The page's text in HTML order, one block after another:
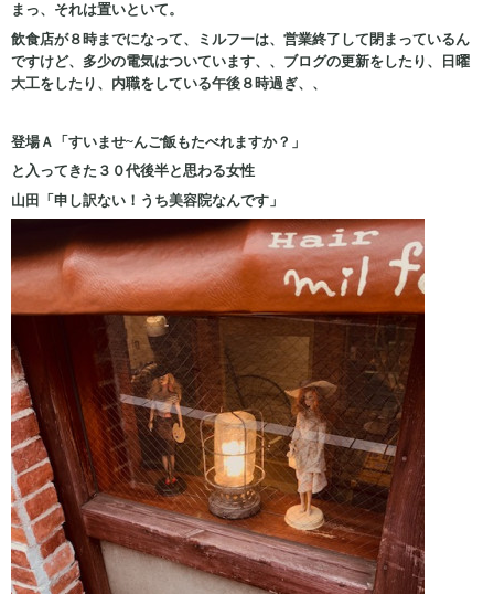
まっ、それは置いといて。
飲食店が８時までになって、ミルフーは、営業終了して閉まっているん
ですけど、多少の電気はついています、、ブログの更新をしたり、日曜
大工をしたり、内職をしている午後８時過ぎ、、
登場Ａ「すいませ~んご飯もたべれますか？」
と入ってきた３０代後半と思わる女性
山田「申し訳ない！うち美容院なんです」